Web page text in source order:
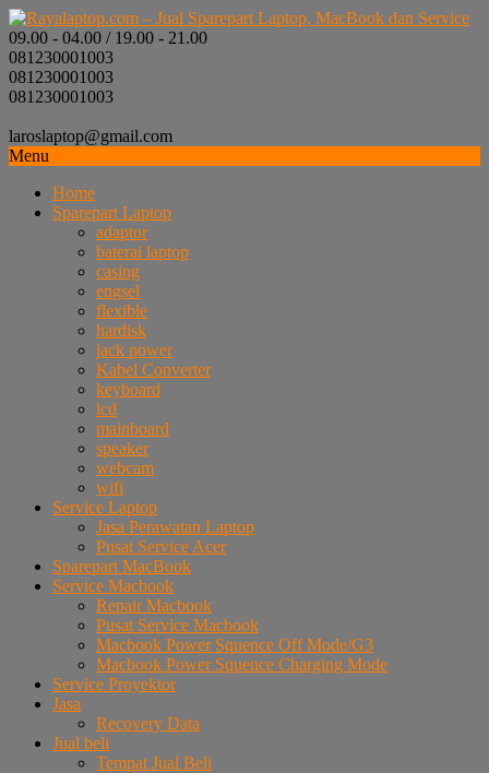
09.00 - 04.00 / 19.00 - 21.00
081230001003
081230001003
081230001003
laroslaptop@gmail.com
Menu
Home
Sparepart Laptop
adaptor
baterai laptop
casing
engsel
flexible
hardisk
jack power
Kabel Converter
keyboard
lcd
mainboard
speaker
webcam
wifi
Service Laptop
Jasa Perawatan Laptop
Pusat Service Acer
Sparepart MacBook
Service Macbook
Repair Macbook
Pusat Service Macbook
Macbook Power Squence Off Mode/G3
Macbook Power Squence Charging Mode
Service Proyektor
Jasa
Recovery Data
Jual beli
Tempat Jual Beli